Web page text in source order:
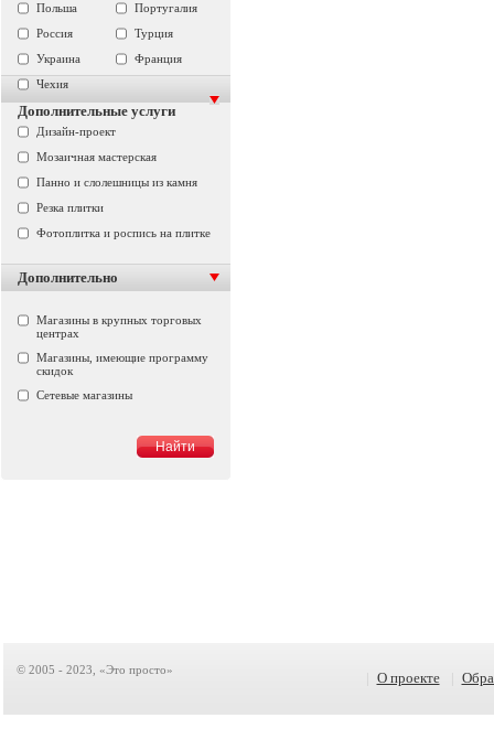
Польша
Португалия
Россия
Турция
Украина
Франция
Чехия
Дополнительные услуги
Дизайн-проект
Мозаичная мастерская
Панно и слолешницы из камня
Резка плитки
Фотоплитка и роспись на плитке
Дополнительно
Магазины в крупных торговых
центрах
Магазины, имеющие программу
скидок
Сетевые магазины
© 2005 - 2023, «Это просто» О проекте